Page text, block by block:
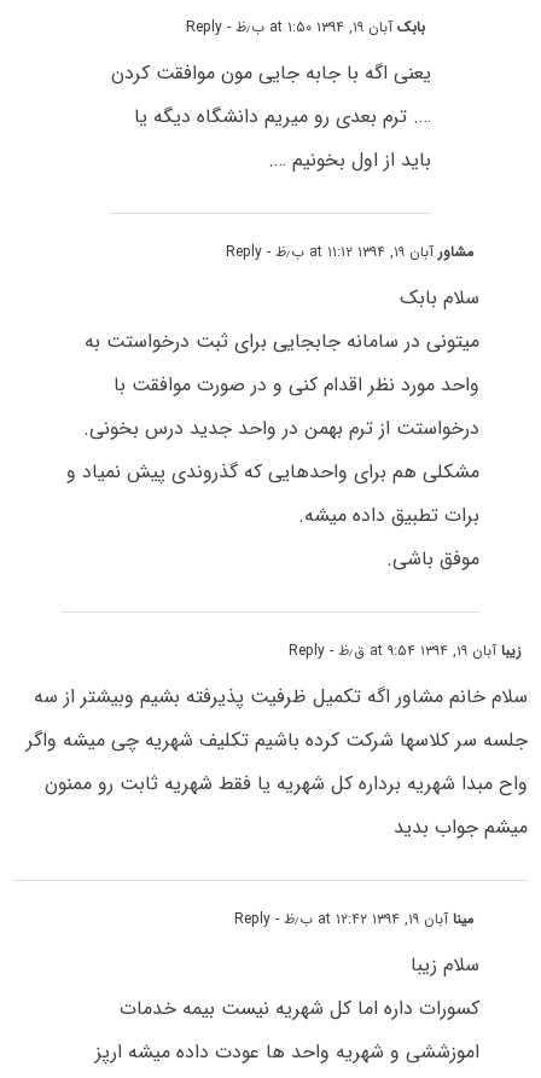
بابکآبان ۱۹, ۱۳۹۴ at ۱:۵۰ ب٫ظ - Reply
یعنی اگه با جابه جایی مون موافقت کردن
…. ترم بعدی رو میریم دانشگاه دیگه یا
باید از اول بخونیم ….
مشاورآبان ۱۹, ۱۳۹۴ at ۱۱:۱۲ ب٫ظ - Reply
سلام بابک
میتونی در سامانه جابجایی برای ثبت درخواستت به
واحد مورد نظر اقدام کنی و در صورت موافقت با
درخواستت از ترم بهمن در واحد جدید درس بخونی.
مشکلی هم برای واحدهایی که گذروندی پیش نمیاد و
برات تطبیق داده میشه.
موفق باشی.
زیباآبان ۱۹, ۱۳۹۴ at ۹:۵۴ ق٫ظ - Reply
سلام خانم مشاور اگه تکمیل ظرفیت پذیرفته بشیم وبیشتر از سه
جلسه سر کلاسها شرکت کرده باشیم تکلیف شهریه چی میشه واگر
واح مبدا شهریه برداره کل شهریه یا فقط شهریه ثابت رو ممنون
میشم جواب بدید
میناآبان ۱۹, ۱۳۹۴ at ۱۲:۴۲ ب٫ظ - Reply
سلام زیبا
کسورات داره اما کل شهریه نیست بیمه خدمات
اموزششی و شهریه واحد ها عودت داده میشه ارپز